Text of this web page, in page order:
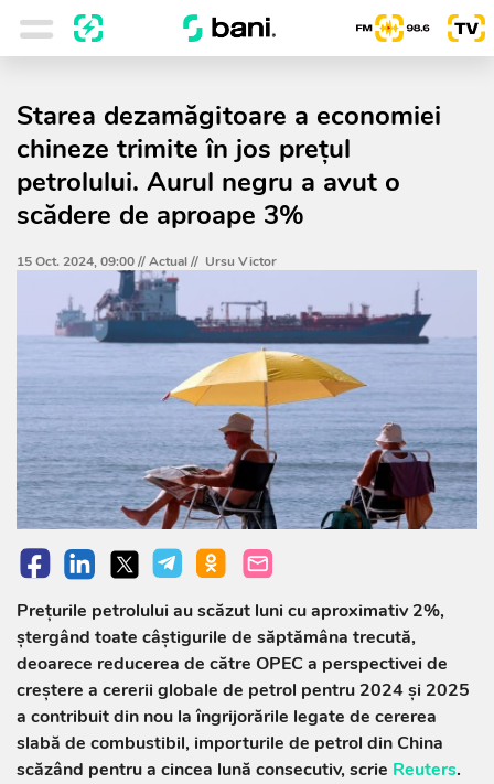
Starea dezamăgitoare a economiei
chineze trimite în jos preţul
petrolului. Aurul negru a avut o
scădere de aproape 3%
15 Oct. 2024, 09:00 //Actual// Ursu Victor
Prețurile petrolului au scăzut luni cu aproximativ 2%,
ștergând toate câștigurile de săptămâna trecută,
deoarece reducerea de către OPEC a perspectivei de
creștere a cererii globale de petrol pentru 2024 și 2025
a contribuit din nou la îngrijorările legate de cererea
slabă de combustibil, importurile de petrol din China
scăzând pentru a cincea lună consecutiv, scrie Reuters.